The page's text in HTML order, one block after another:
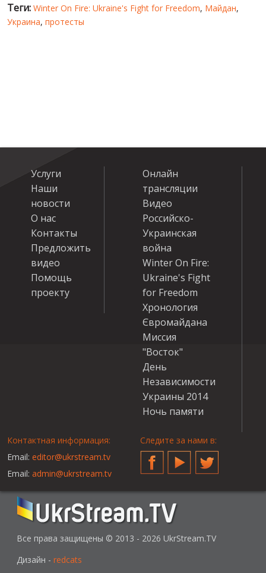
Теги: Winter On Fire: Ukraine's Fight for Freedom, Майдан,
Украина, протесты
Услуги
Наши
новости
О нас
Контакты
Предложить
видео
Помощь
проекту
Онлайн
трансляции
Видео
Российско-
Украинская
война
Winter On Fire:
Ukraine's Fight
for Freedom
Хронология
Євромайдана
Миссия
"Восток"
День
Независимости
Украины 2014
Ночь памяти
Контактная информация:
Email: editor@ukrstream.tv
Email: admin@ukrstream.tv
Следите за нами в:
FacebookYouTubeTwitter
Все права защищены © 2013 - 2026 UkrStream.TV
Дизайн - redcats